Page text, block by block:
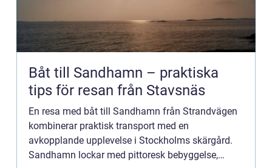
Båt till Sandhamn – praktiska
tips för resan från Stavsnäs
En resa med båt till Sandhamn från Strandvägen
kombinerar praktisk transport med en
avkopplande upplevelse i Stockholms skärgård.
Sandhamn lockar med pittoresk bebyggelse,